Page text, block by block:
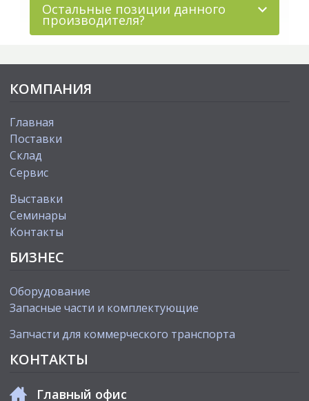
Остальные позиции данного
производителя?
КОМПАНИЯ
Главная
Поставки
Склад
Сервис
Выставки
Cеминары
Контакты
БИЗНЕС
Оборудование
Запасные части и комплектующие
Запчасти для коммерческого транспорта
КОНТАКТЫ
Главный офис